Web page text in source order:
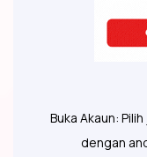
Buka Akaun:
dengan